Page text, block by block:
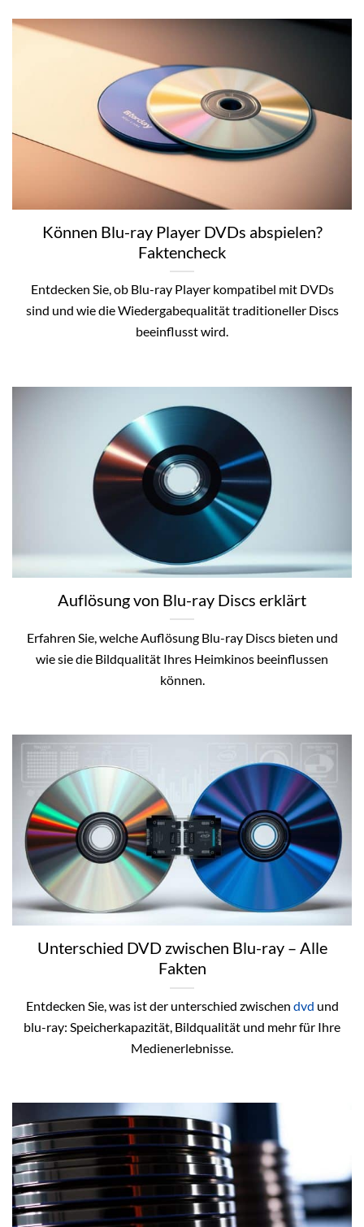
Können Blu-ray Player DVDs abspielen?
Faktencheck
Entdecken Sie, ob Blu-ray Player kompatibel mit DVDs
sind und wie die Wiedergabequalität traditioneller Discs
beeinflusst wird.
Auflösung von Blu-ray Discs erklärt
Erfahren Sie, welche Auflösung Blu-ray Discs bieten und
wie sie die Bildqualität Ihres Heimkinos beeinflussen
können.
Unterschied DVD zwischen Blu-ray – Alle
Fakten
Entdecken Sie, was ist der unterschied zwischen dvd und
blu-ray: Speicherkapazität, Bildqualität und mehr für Ihre
Medienerlebnisse.